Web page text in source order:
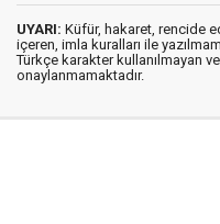
UYARI: Küfür, hakaret, rencide
içeren, imla kuralları ile
Türkçe karakter kullanılmayan
onaylanmamaktadır.